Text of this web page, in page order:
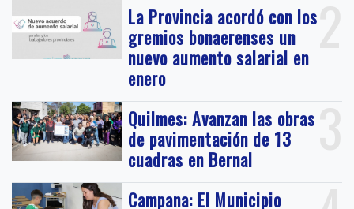
2
La Provincia acordó con los
gremios bonaerenses un
nuevo aumento salarial en
enero
3
Quilmes: Avanzan las obras
de pavimentación de 13
cuadras en Bernal
Campana: El Municipio